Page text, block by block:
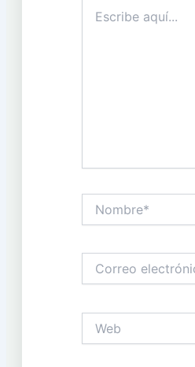
aquí...
electrónico*